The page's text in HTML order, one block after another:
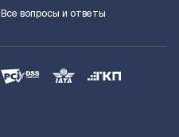
Все вопросы и ответы